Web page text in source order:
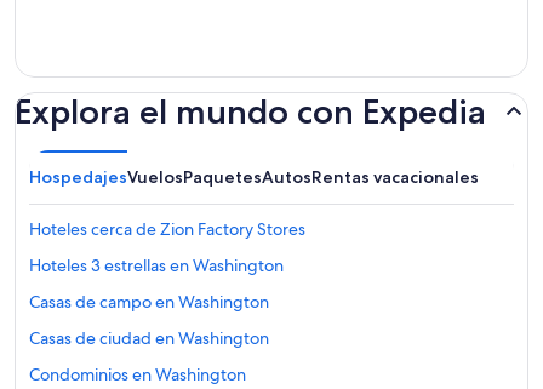
Explora el mundo con Expedia
HospedajesVuelosPaquetesAutosRentas vacacionales
Hoteles cerca de Zion Factory Stores
Hoteles 3 estrellas en Washington
Casas de campo en Washington
Casas de ciudad en Washington
Condominios en Washington